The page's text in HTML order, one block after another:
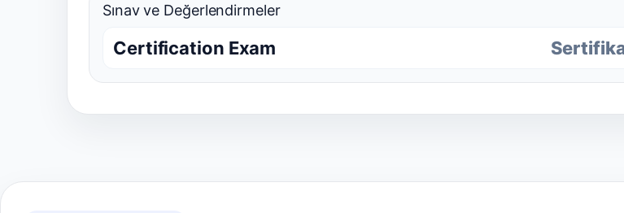
Sınav ve Değerlendirmeler
Certification Exam Sertifika